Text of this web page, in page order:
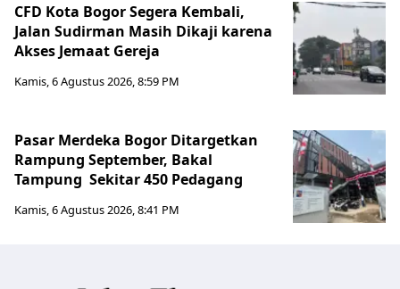
CFD Kota Bogor Segera Kembali,
Jalan Sudirman Masih Dikaji karena
Akses Jemaat Gereja
Kamis, 6 Agustus 2026, 8:59 PM
Pasar Merdeka Bogor Ditargetkan
Rampung September, Bakal
Tampung Sekitar 450 Pedagang
Kamis, 6 Agustus 2026, 8:41 PM